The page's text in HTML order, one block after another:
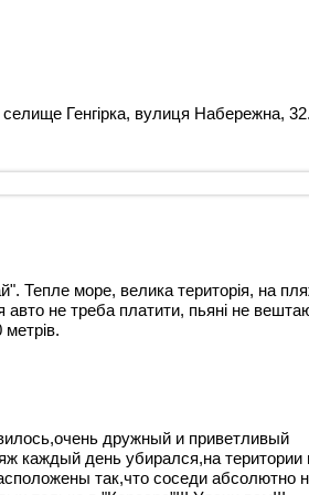
селище Генгірка, вулиця Набережна, 32.
Тепле море, велика територія, на
не треба платити, пьяні не
дружный и приветливый
каждый день убирался,на територии
так,что соседи абсолютно